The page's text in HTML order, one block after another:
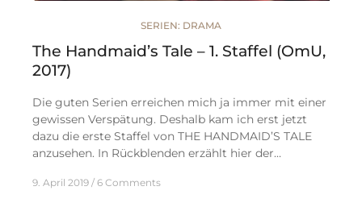
SERIEN: DRAMA
The Handmaid’s Tale – 1. Staffel (OmU,
2017)
Die guten Serien erreichen mich ja immer mit einer
gewissen Verspätung. Deshalb kam ich erst jetzt
dazu die erste Staffel von THE HANDMAID’S TALE
anzusehen. In Rückblenden erzählt hier der…
9. April 2019 6 Comments